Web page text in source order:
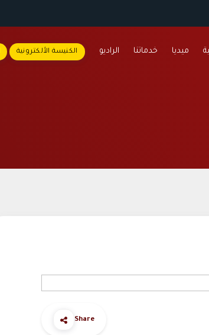
الكنيسة الألكترونية الراديو خدماتنا ميديا
Share